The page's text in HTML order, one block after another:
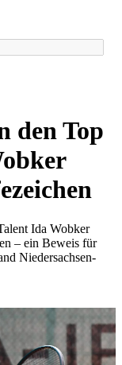
den Top
Ida Wobker
– ein Beweis für
Niedersachsen-